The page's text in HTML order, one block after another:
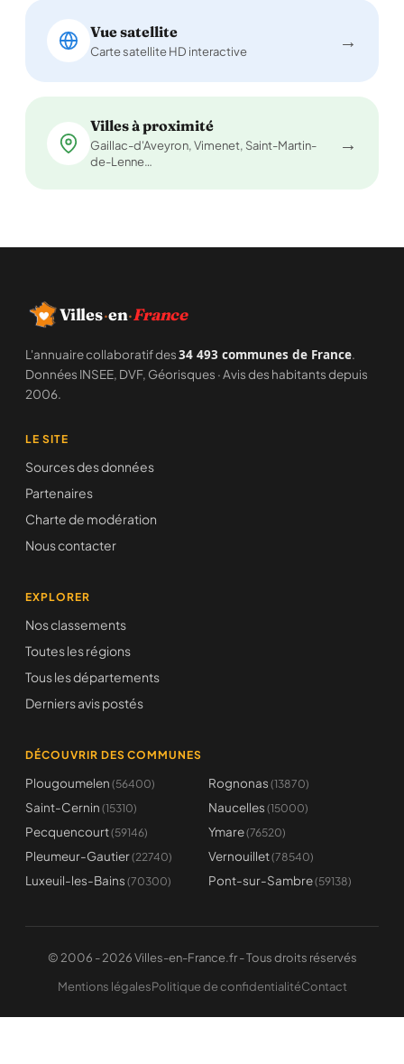
Vue satellite
Carte satellite HD interactive →
Villes à proximité
Gaillac-d'Aveyron, Vimenet, Saint-Martin-
de-Lenne…
→
Villes·en·France
L'annuaire collaboratif des34 493 communes de France.
Données INSEE, DVF, Géorisques · Avis des habitants depuis
2006.
LE SITE
Sources des données
Partenaires
Charte de modération
Nous contacter
EXPLORER
Nos classements
Toutes les régions
Tous les départements
Derniers avis postés
DÉCOUVRIR DES COMMUNES
Plougoumelen (56400) Rognonas (13870)
Saint-Cernin (15310) Naucelles (15000)
Pecquencourt(59146) Ymare(76520)
Pleumeur-Gautier(22740) Vernouillet(78540)
Luxeuil-les-Bains (70300) Pont-sur-Sambre(59138)
© 2006 - 2026 Villes-en-France.fr - Tous droits réservés
Mentions légalesPolitique de confidentialitéContact